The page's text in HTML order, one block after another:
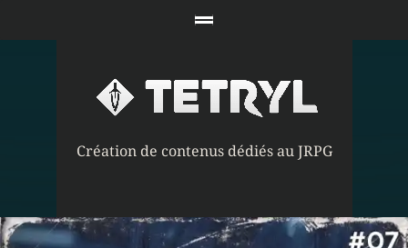
Création de contenus dédiés au JRPG